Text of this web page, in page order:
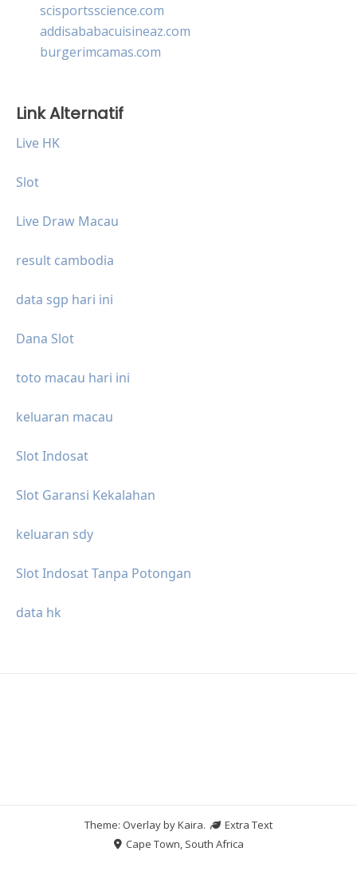
scisportsscience.com
addisababacuisineaz.com
burgerimcamas.com
Link Alternatif
Live HK
Slot
Live Draw Macau
result cambodia
data sgp hari ini
Dana Slot
toto macau hari ini
keluaran macau
Slot Indosat
Slot Garansi Kekalahan
keluaran sdy
Slot Indosat Tanpa Potongan
data hk
Theme: Overlay byKaira.
Extra Text
Cape Town, South Africa